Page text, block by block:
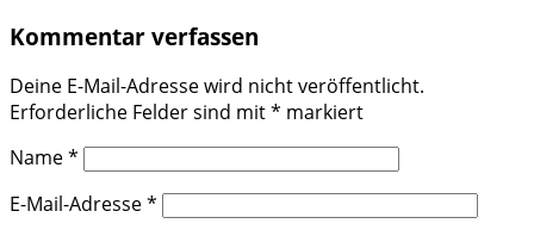
Kommentar verfassen
Deine E-Mail-Adresse wird nicht veröffentlicht.
Erforderliche Felder sind mit* markiert
Name*
E-Mail-Adresse*